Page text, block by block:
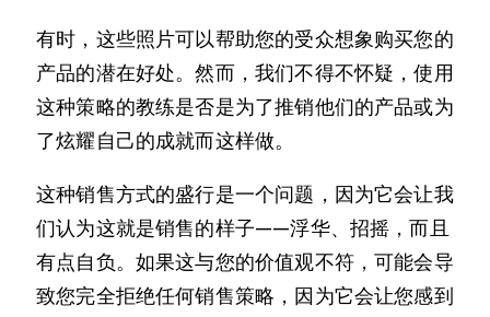
有时，这些照片可以帮助您的受众想象购买您的
产品的潜在好处。然而，我们不得不怀疑，使用
这种策略的教练是否是为了推销他们的产品或为
了炫耀自己的成就而这样做。
这种销售方式的盛行是一个问题，因为它会让我
们认为这就是销售的样子——浮华、招摇，而且
有点自负。如果这与您的价值观不符，可能会导
致您完全拒绝任何销售策略，因为它会让您感到